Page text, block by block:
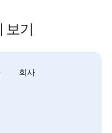
보기
회사